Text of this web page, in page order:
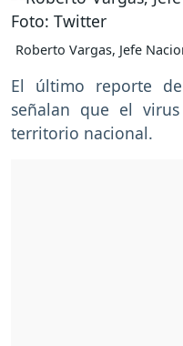
Roberto Vargas, Jefe
El último reporte
señalan que el
territorio nacional.